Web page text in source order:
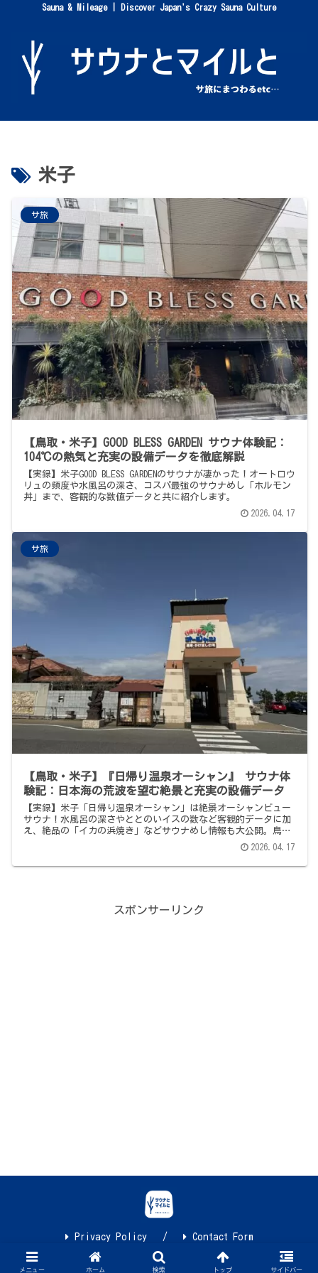
Sauna & Mileage | Discover Japan's Crazy Sauna Culture
米子
サ旅
【鳥取・米子】GOOD BLESS GARDEN サウナ体験記：
104℃の熱気と充実の設備データを徹底解説
【実録】米子GOOD BLESS GARDENのサウナが凄かった！オートロウ
リュの頻度や水風呂の深さ、コスパ最強のサウナめし「ホルモン
丼」まで、客観的な数値データと共に紹介します。
2026.04.17
サ旅
【鳥取・米子】『日帰り温泉オーシャン』 サウナ体
験記：日本海の荒波を望む絶景と充実の設備データ
【実録】米子「日帰り温泉オーシャン」は絶景オーシャンビュー
サウナ！水風呂の深さやととのいイスの数など客観的データに加
え、絶品の「イカの浜焼き」などサウナめし情報も大公開。鳥取
2026.04.17
スポンサーリンク
Privacy Policy Contact Form
© 2021 サウナとマイルと.
メニュー ホーム 検索 トップ サイドバー